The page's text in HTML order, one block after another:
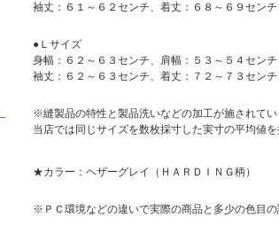
袖丈：６１～６２センチ、着丈：６８～６９センチ
●Ｌサイズ
身幅：６２～６３センチ、肩幅：５３～５４センチ
袖丈：６２～６３センチ、着丈：７２～７３センチ
※縫製品の特性と製品洗いなどの加工が施されて
当店では同じサイズを数枚採寸した実寸の平均値を
★カラー：ヘザーグレイ（ＨＡＲＤＩＮＧ柄）
※ＰＣ環境などの違いで実際の商品と多少の色目の